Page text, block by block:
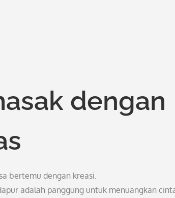
dengan
bertemu dengan kreasi.
adalah panggung untuk menuangkan